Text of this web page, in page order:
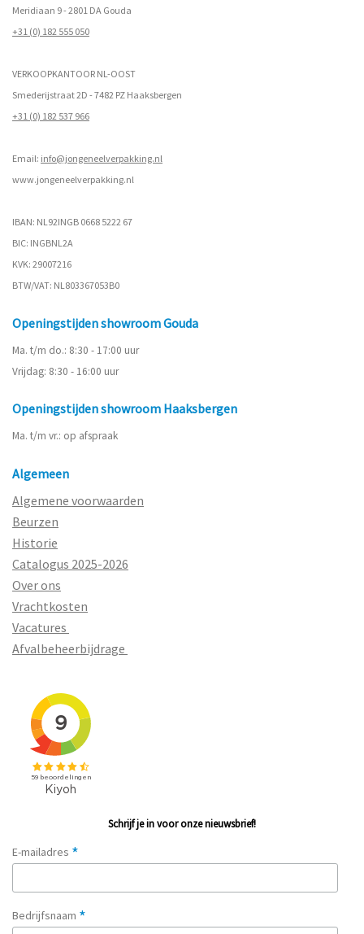
Meridiaan 9 - 2801 DA Gouda
+31 (0) 182 555 050
VERKOOPKANTOOR NL-OOST
Smederijstraat 2D - 7482 PZ Haaksbergen
+31 (0) 182 537 966
Email: info@jongeneelverpakking.nl
www.jongeneelverpakking.nl
IBAN: NL92INGB 0668 5222 67
BIC: INGBNL2A
KVK: 29007216
BTW/VAT: NL803367053B0
Openingstijden showroom Gouda
Ma. t/m do.: 8:30 - 17:00 uur
Vrijdag: 8:30 - 16:00 uur
Openingstijden showroom Haaksbergen
Ma. t/m vr.: op afspraak
Algemeen
Algemene voorwaarden
Beurzen
Historie
Catalogus 2025-2026
Over ons
Vrachtkosten
Vacatures
Afvalbeheerbijdrage
Schrijf je in voor onze nieuwsbrief!
E-mailadres *
Bedrijfsnaam *